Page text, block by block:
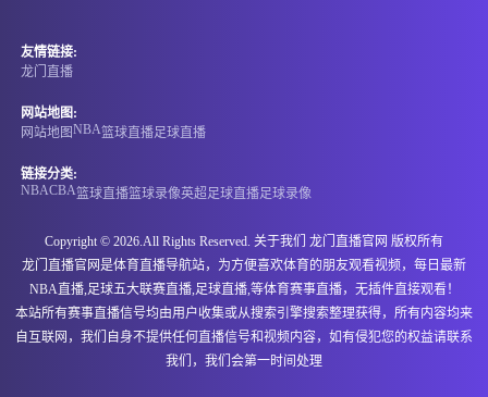
谢尔伯恩
-
情报
爱甲 08-08 02:45 直播中
0 - 0
友情链接:
龙门直播
网站地图:
网站地图NBA篮球直播足球直播
链接分类:
NBACBA篮球直播篮球录像英超 足球直播足球录像
Copyright © 2026.All Rights Reserved. 关于我们 龙门直播官网 版权所有
龙门直播官网是体育直播导航站，为方便喜欢体育的朋友观看视频，每日最新
NBA直播,足球五大联赛直播,足球直播,等体育赛事直播，无插件直接观看！
本站所有赛事直播信号均由用户收集或从搜索引擎搜索整理获得，所有内容均来
自互联网，我们自身不提供任何直播信号和视频内容，如有侵犯您的权益请联系
我们，我们会第一时间处理